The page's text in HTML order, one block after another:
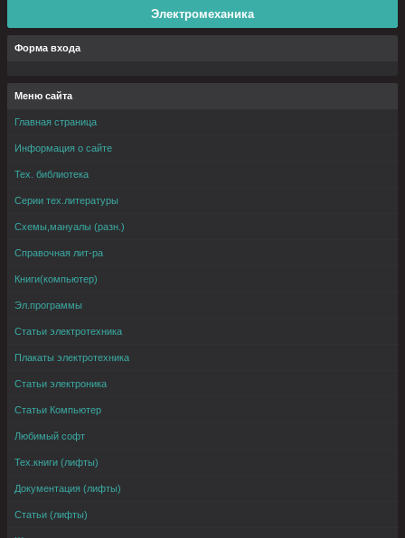
Электромеханика
Форма входа
Меню сайта
Главная страница
Информация о сайте
Тех. библиотека
Серии тех.литературы
Схемы,мануалы (разн.)
Справочная лит-ра
Книги(компьютер)
Эл.программы
Статьи электротехника
Плакаты электротехника
Статьи электроника
Статьи Компьютер
Любимый софт
Тех.книги (лифты)
Документация (лифты)
Статьи (лифты)